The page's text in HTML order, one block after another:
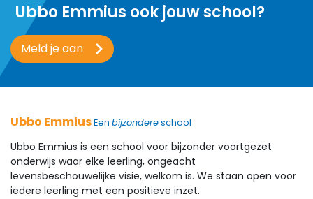
Ubbo Emmius ook jouw school?
Meld je aan
Ubbo EmmiusEen bijzondereschool
Ubbo Emmius is een school voor bijzonder voortgezet
onderwijs waar elke leerling, ongeacht
levensbeschouwelijke visie, welkom is. We staan open voor
iedere leerling met een positieve inzet.